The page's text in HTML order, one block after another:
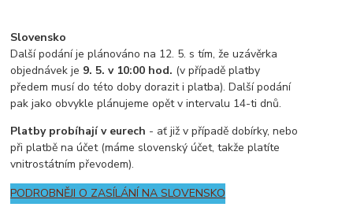
Slovensko
Další podání je plánováno na 12. 5. s tím, že uzávěrka
objednávek je 9. 5. v 10:00 hod. (v případě platby
předem musí do této doby dorazit i platba). Další podání
pak jako obvykle plánujeme opět v intervalu 14-ti dnů.
Platby probíhají v eurech - ať již v případě dobírky, nebo
při platbě na účet (máme slovenský účet, takže platíte
vnitrostátním převodem).
PODROBNĚJI O ZASÍLÁNÍ NA SLOVENSKO